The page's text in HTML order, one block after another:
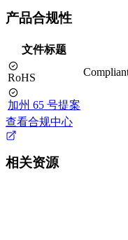
产品合规性
文件标题
RoHS
加州 65 号提案
查看合规中心
相关资源